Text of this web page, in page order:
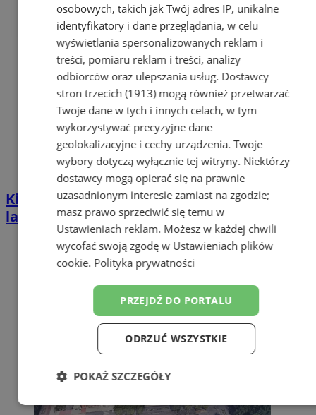
Kierował BMW mimo zakazu sądowego. 57-
latek zatrzymany w Zabrzu
osobowych, takich jak Twój adres IP, unikalne
identyfikatory i dane przeglądania, w celu
wyświetlania spersonalizowanych reklam i
treści, pomiaru reklam i treści, analizy
odbiorców oraz ulepszania usług. Dostawcy
stron trzecich (1913)mogą również przetwarzać
Twoje dane w tych i innych celach, w tym
wykorzystywać precyzyjne dane
geolokalizacyjne i cechy urządzenia. Twoje
wybory dotyczą wyłącznie tej witryny. Niektórzy
dostawcy mogą opierać się na prawnie
uzasadnionym interesie zamiast na zgodzie;
masz prawo sprzeciwić się temu w
Ustawieniach reklam. Możesz w każdej chwili
wycofać swoją zgodę w Ustawieniach plików
cookie. Polityka prywatności
PRZEJDŹ DO PORTALU
ODRZUĆ WSZYSTKIE
POKAŻ SZCZEGÓŁY
Niezbędne Wydajność Targetowanie